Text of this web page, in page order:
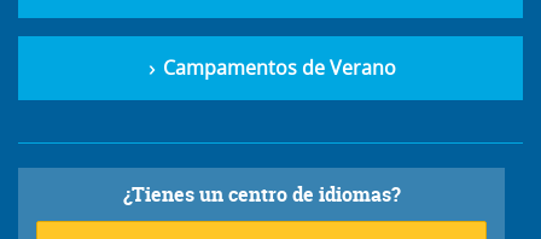
Campamentos de Verano
¿Tienes un centro de idiomas?